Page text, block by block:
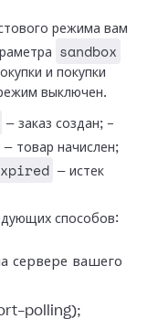
режима вам
sandbox
и покупки
выключен.
— заказ создан; -
— товар начислен;
— истек
способов:
сервере вашего
polling);